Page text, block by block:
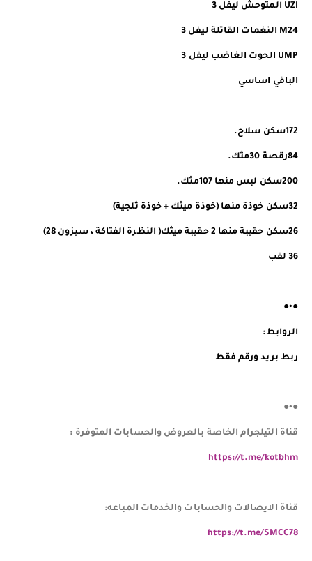
UZI المتوحش ليفل 3
M24 النغمات القاتلة ليفل 3
UMP الحوت الغاضب ليفل 3
الباقي اساسي
172سكن سلاح.
84رقصة 30مثك.
200سكن لبس منها 107مثك.
32سكن خوذة منها (خوذة ميثك + خوذة ثلجية)
26سكن حقيبة منها 2 حقيبة ميثك( النظرة الفتاكة ، سيزون 28)
36 لقب
●•●
الروابط:
ربط بريد ورقم فقط
●•●
قناة التيلجرام الخاصة بالعروض والحسابات المتوفرة :
https://t.me/kotbhm
قناة الايصالات والحسابات والخدمات المباعه:
https://t.me/SMCC78